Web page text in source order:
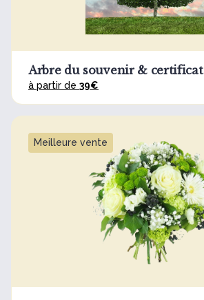
Arbre du souvenir & certificat
à partir de 39€
Meilleure vente